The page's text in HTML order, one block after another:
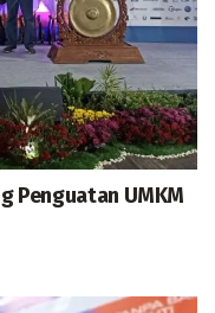
Penguatan UMKM